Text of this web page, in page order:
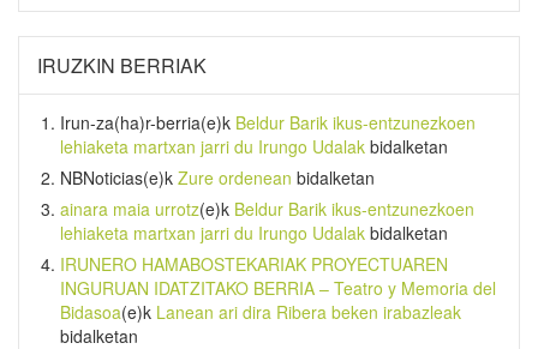
IRUZKIN BERRIAK
Irun-za(ha)r-berria(e)k Beldur Barik ikus-entzunezkoen
lehiaketa martxan jarri du Irungo Udalak bidalketan
NBNoticias(e)k Zure ordenean bidalketan
ainara maia urrotz(e)k Beldur Barik ikus-entzunezkoen
lehiaketa martxan jarri du Irungo Udalak bidalketan
IRUNERO HAMABOSTEKARIAK PROYECTUAREN
INGURUAN IDATZITAKO BERRIA – Teatro y Memoria del
Bidasoa(e)k Lanean ari dira Ribera beken irabazleak
bidalketan